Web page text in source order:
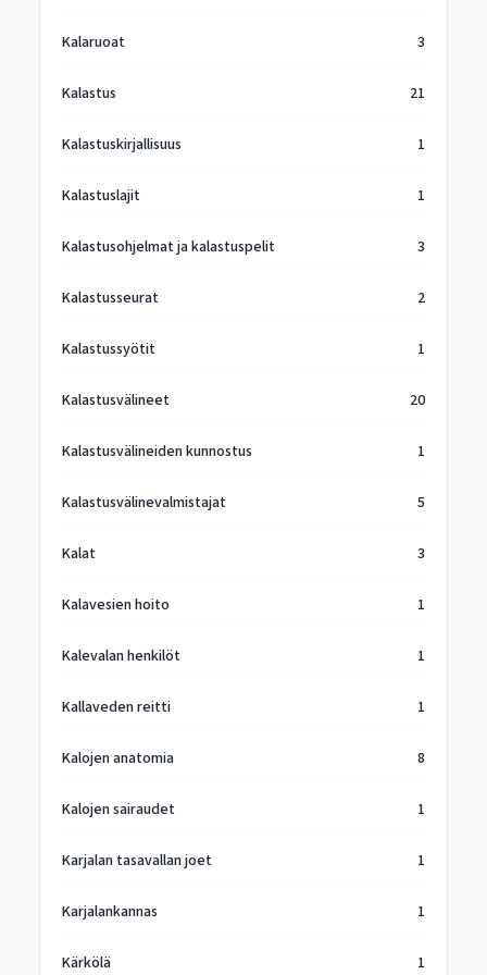
Kalaruoat 3
Kalastus 21
Kalastuskirjallisuus 1
Kalastuslajit 1
Kalastusohjelmat ja kalastuspelit 3
Kalastusseurat 2
Kalastussyötit 1
Kalastusvälineet 20
Kalastusvälineiden kunnostus 1
Kalastusvälinevalmistajat 5
Kalat 3
Kalavesien hoito 1
Kalevalan henkilöt 1
Kallaveden reitti 1
Kalojen anatomia 8
Kalojen sairaudet 1
Karjalan tasavallan joet 1
Karjalankannas 1
Kärkölä 1